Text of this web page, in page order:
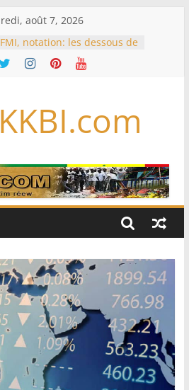
août 7, 2026
notation: les dessous de
des IDE au
le Sénégal est
Talon élu président
moins de trois mois
et la Turquie signent un
de défense
Kinshasa interdit les
de cuivre et de cobalt
Six commissions
à l’ordre du jour ce lundi